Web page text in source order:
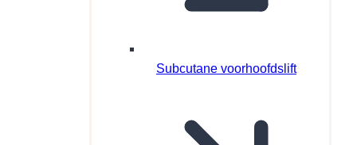
Subcutane voorhoofdslift